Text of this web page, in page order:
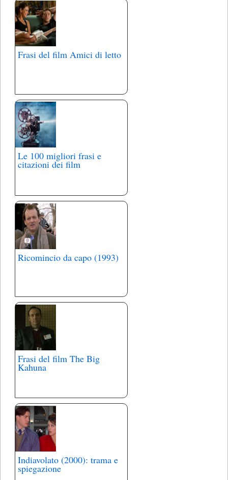
Frasi del film Amici di letto
Le 100 migliori frasi e
citazioni dei film
Ricomincio da capo (1993)
Frasi del film The Big
Kahuna
Indiavolato (2000): trama e
spiegazione